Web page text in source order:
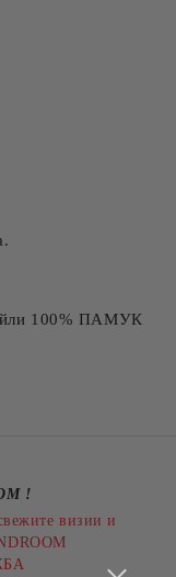
100% ПАМУК
!
визии и